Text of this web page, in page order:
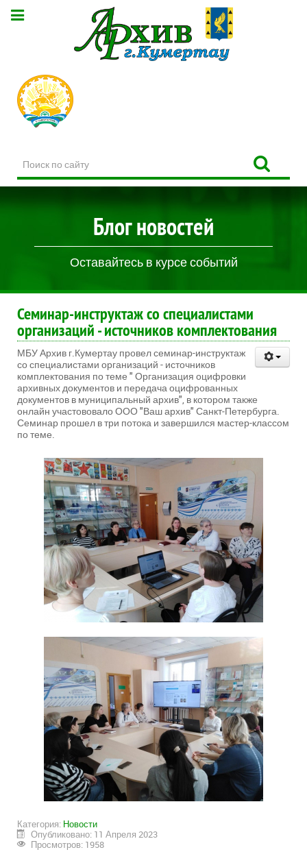
по
сайту
Блог новостей
Оставайтесь в курсе событий
Семинар-инструктаж со специалистами
организаций - источников комплектования
МБУ Архив г.Кумертау провел семинар-инструктаж
со специалистами организаций - источников
комплектования по теме " Организация оцифровки
архивных документов и передача оцифрованных
документов в муниципальный архив", в котором также
онлайн участововало ООО "Ваш архив" Санкт‑Петербурга.
Семинар прошел в три потока и завершился мастер-классом
по теме.
Категория: Новости
Опубликовано: 11 Апреля 2023
Просмотров: 1958